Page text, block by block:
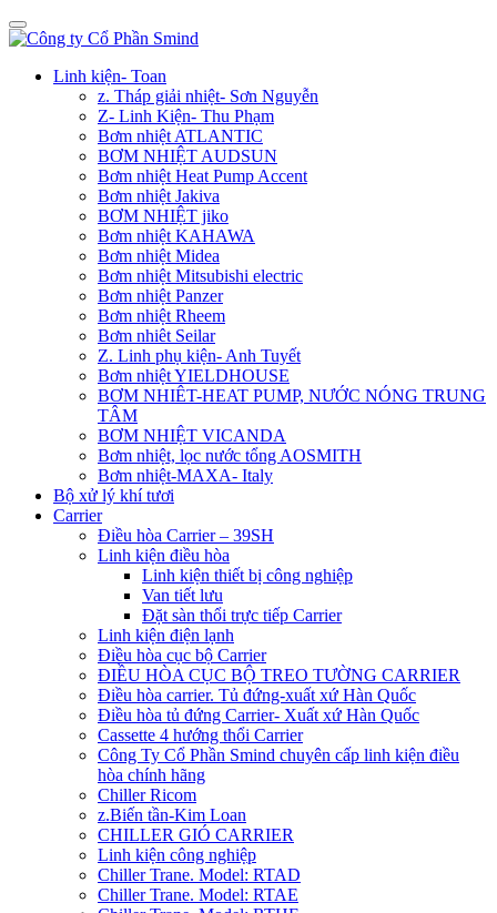
Linh kiện- Toan
z. Tháp giải nhiệt- Sơn Nguyễn
Z- Linh Kiện- Thu Phạm
Bơm nhiệt ATLANTIC
BƠM NHIỆT AUDSUN
Bơm nhiệt Heat Pump Accent
Bơm nhiệt Jakiva
BƠM NHIỆT jiko
Bơm nhiệt KAHAWA
Bơm nhiệt Midea
Bơm nhiệt Mitsubishi electric
Bơm nhiệt Panzer
Bơm nhiệt Rheem
Bơm nhiêt Seilar
Z. Linh phụ kiện- Anh Tuyết
Bơm nhiệt YIELDHOUSE
BƠM NHIÊT-HEAT PUMP, NƯỚC NÓNG TRUNG
TÂM
BƠM NHIỆT VICANDA
Bơm nhiệt, lọc nước tổng AOSMITH
Bơm nhiệt-MAXA- Italy
Bộ xử lý khí tươi
Carrier
Điều hòa Carrier – 39SH
Linh kiện điều hòa
Linh kiện thiết bị công nghiệp
Van tiết lưu
Đặt sàn thổi trực tiếp Carrier
Linh kiện điện lạnh
Điều hòa cục bộ Carrier
ĐIỀU HÒA CỤC BỘ TREO TƯỜNG CARRIER
Điều hòa carrier. Tủ đứng-xuất xứ Hàn Quốc
Điều hòa tủ đứng Carrier- Xuất xứ Hàn Quốc
Cassette 4 hướng thổi Carrier
Công Ty Cổ Phần Smind chuyên cấp linh kiện điều
hòa chính hãng
Chiller Ricom
z.Biến tần-Kim Loan
CHILLER GIÓ CARRIER
Linh kiện công nghiệp
Chiller Trane. Model: RTAD
Chiller Trane. Model: RTAE